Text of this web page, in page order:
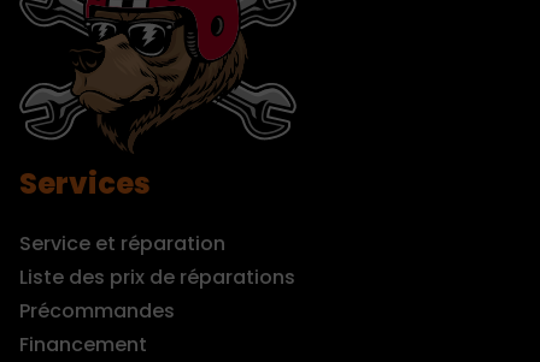
Services
Service et réparation
Liste des prix de réparations
Précommandes
Financement